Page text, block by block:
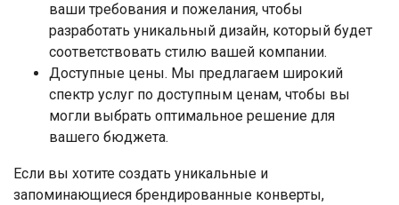
ваши требования и пожелания, чтобы
разработать уникальный дизайн, который будет
соответствовать стилю вашей компании.
Доступные цены. Мы предлагаем широкий
спектр услуг по доступным ценам, чтобы вы
могли выбрать оптимальное решение для
вашего бюджета.
Если вы хотите создать уникальные и
запоминающиеся брендированные конверты,